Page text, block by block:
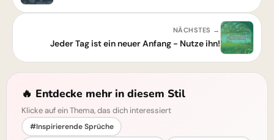
NÄCHSTES →
Jeder Tag ist ein neuer Anfang - Nutze ihn!
🔥 Entdecke mehr in diesem Stil
Klicke auf ein Thema, das dich interessiert
#Inspirierende Sprüche